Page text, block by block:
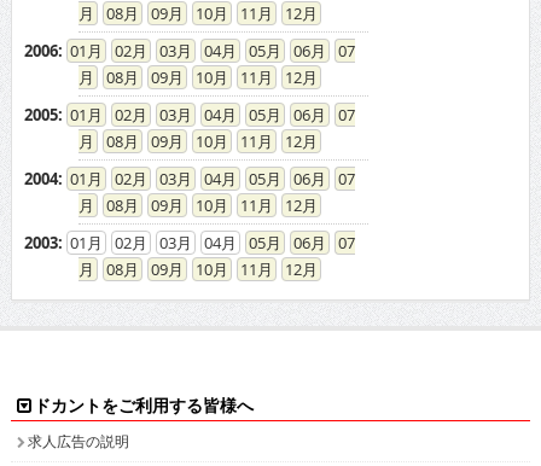
08
09 10 11
12
2006: 01 02 03 04 05 06
07
08
09 10 11
12
2005: 01 02 03 04 05 06
07
08
09 10 11
12
2004: 01 02 03 04 05 06
07
08
09 10 11
12
2003: 01 02 03 04 05 06
07
08
09 10 11 12
ドカントをご利用する皆様へ
求人広告の説明